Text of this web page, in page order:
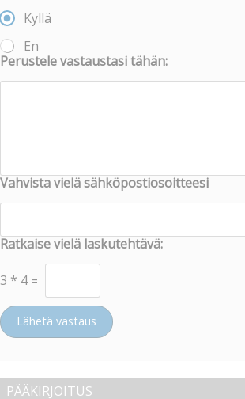
Kyllä
En
Perustele vastaustasi tähän:
Vahvista vielä sähköpostiosoitteesi
Ratkaise vielä laskutehtävä:
3 * 4 =
Lähetä vastaus
PÄÄKIRJOITUS